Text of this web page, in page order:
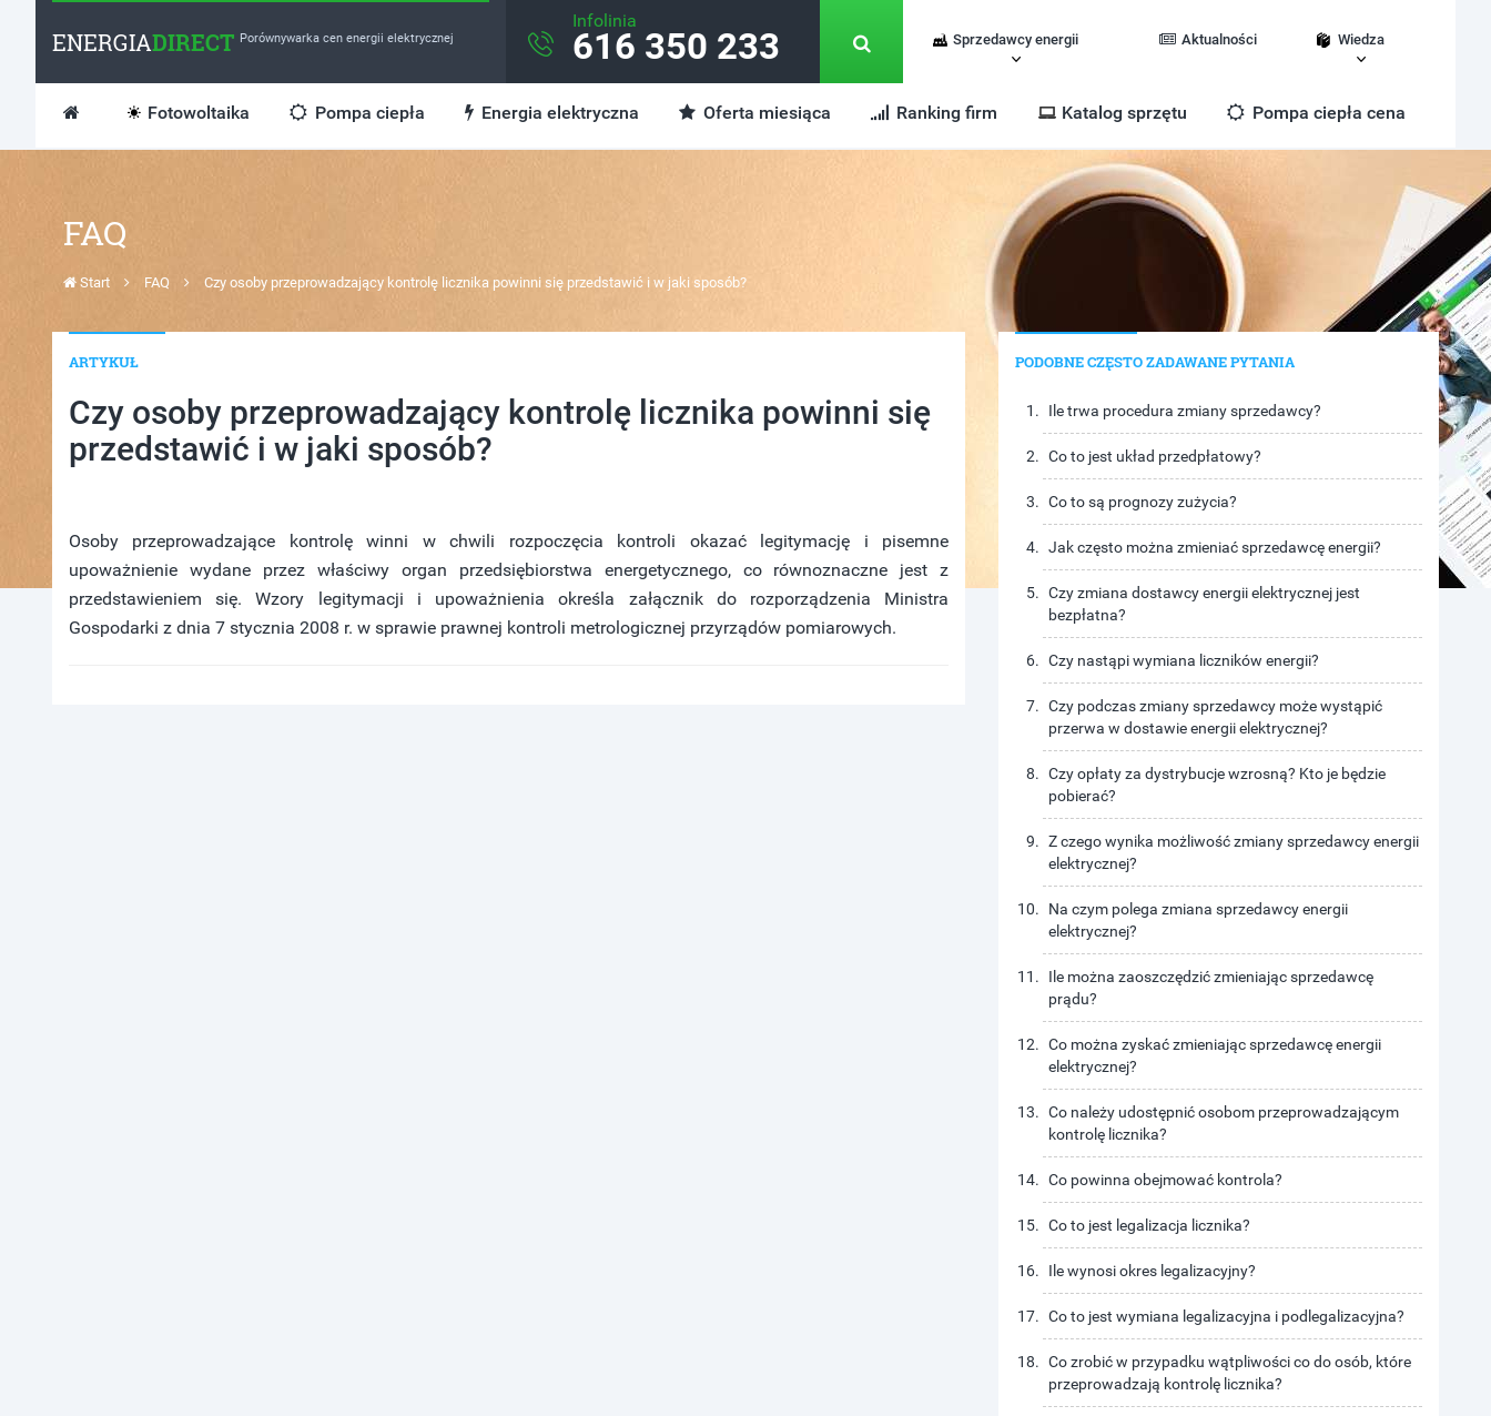
ENERGIADIRECT Porównywarka cen energii elektrycznej
Infolinia
616 350 233 Sprzedawcy energii Aktualności Wiedza
Fotowoltaika Pompa ciepła Energia elektryczna Oferta miesiąca Ranking firm Katalog sprzętu Pompa ciepła cena
FAQ
Start FAQ Czy osoby przeprowadzający kontrolę licznika powinni się przedstawić i w jaki sposób?
ARTYKUŁ
Czy osoby przeprowadzający kontrolę licznika powinni się
przedstawić i w jaki sposób?
Osoby przeprowadzające kontrolę winni w chwili rozpoczęcia kontroli okazać legitymację i pisemne
upoważnienie wydane przez właściwy organ przedsiębiorstwa energetycznego, co równoznaczne jest z
przedstawieniem się. Wzory legitymacji i upoważnienia określa załącznik do rozporządzenia Ministra
Gospodarki z dnia 7 stycznia 2008 r. w sprawie prawnej kontroli metrologicznej przyrządów pomiarowych.
PODOBNE CZĘSTO ZADAWANE PYTANIA
Ile trwa procedura zmiany sprzedawcy?
Co to jest układ przedpłatowy?
Co to są prognozy zużycia?
Jak często można zmieniać sprzedawcę energii?
Czy zmiana dostawcy energii elektrycznej jest
bezpłatna?
Czy nastąpi wymiana liczników energii?
Czy podczas zmiany sprzedawcy może wystąpić
przerwa w dostawie energii elektrycznej?
Czy opłaty za dystrybucje wzrosną? Kto je będzie
pobierać?
Z czego wynika możliwość zmiany sprzedawcy energii
elektrycznej?
Na czym polega zmiana sprzedawcy energii
elektrycznej?
Ile można zaoszczędzić zmieniając sprzedawcę
prądu?
Co można zyskać zmieniając sprzedawcę energii
elektrycznej?
Co należy udostępnić osobom przeprowadzającym
kontrolę licznika?
Co powinna obejmować kontrola?
Co to jest legalizacja licznika?
Ile wynosi okres legalizacyjny?
Co to jest wymiana legalizacyjna i podlegalizacyjna?
Co zrobić w przypadku wątpliwości co do osób, które
przeprowadzają kontrolę licznika?